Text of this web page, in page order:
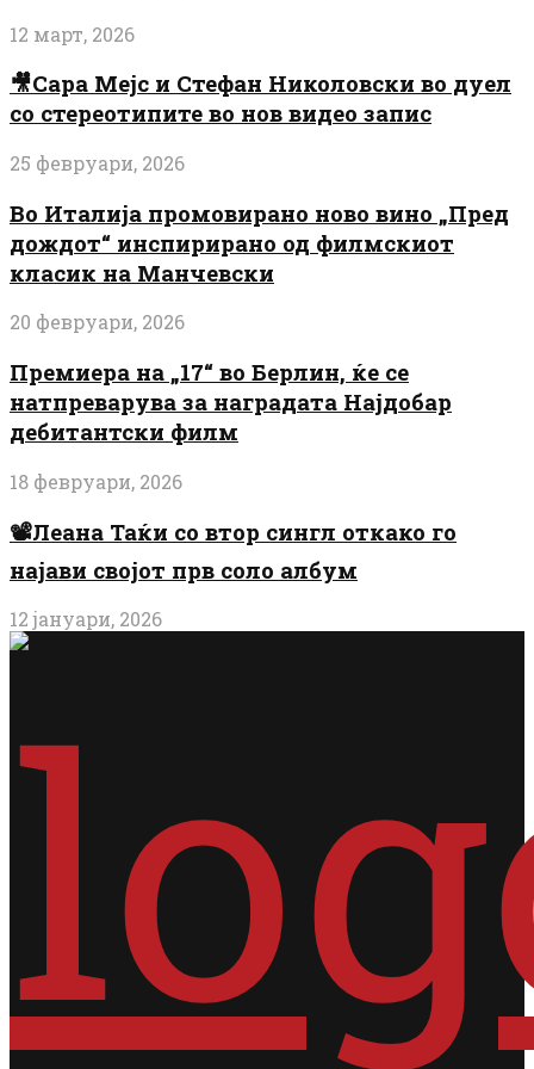
12 март, 2026
🎥Сара Мејс и Стефан Николовски во дуел
со стереотипите во нов видео запис
25 февруари, 2026
Во Италија промовирано ново вино „Пред
дождот“ инспирирано од филмскиот
класик на Манчевски
20 февруари, 2026
Премиера на „17“ во Берлин, ќе се
натпреварува за наградата Најдобар
дебитантски филм
18 февруари, 2026
📽️Леана Таќи со втор сингл откако го
најави својот прв соло албум
12 јануари, 2026